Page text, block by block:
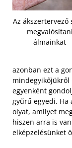
Az ákszertervező
megvalósítani
álmainkat
azonban ezt a
mindegyikőjükről
egyenként
gyűrű egyedi. Ha
olyat, amilyet
hiszen arra is
elképzelésünket